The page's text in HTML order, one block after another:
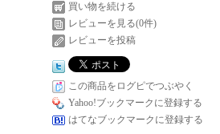
買い物を続ける
レビューを見る(0件)
レビューを投稿
この商品をログピでつぶやく
Yahoo!ブックマークに登録する
はてなブックマークに登録する